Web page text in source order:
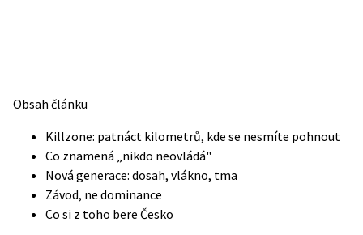
Obsah článku
Killzone: patnáct kilometrů, kde se nesmíte pohnout
Co znamená „nikdo neovládá"
Nová generace: dosah, vlákno, tma
Závod, ne dominance
Co si z toho bere Česko